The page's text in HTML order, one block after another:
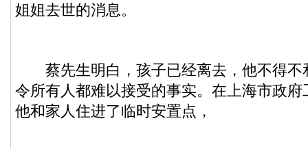
姐姐去世的消息。
蔡先生明白，孩子已经离去，他不得不
令所有人都难以接受的事实。在上海市政
他和家人住进了临时安置点，